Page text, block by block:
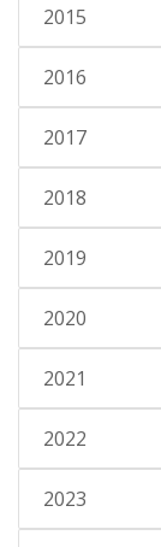
2015
2016
2017
2018
2019
2020
2021
2022
2023